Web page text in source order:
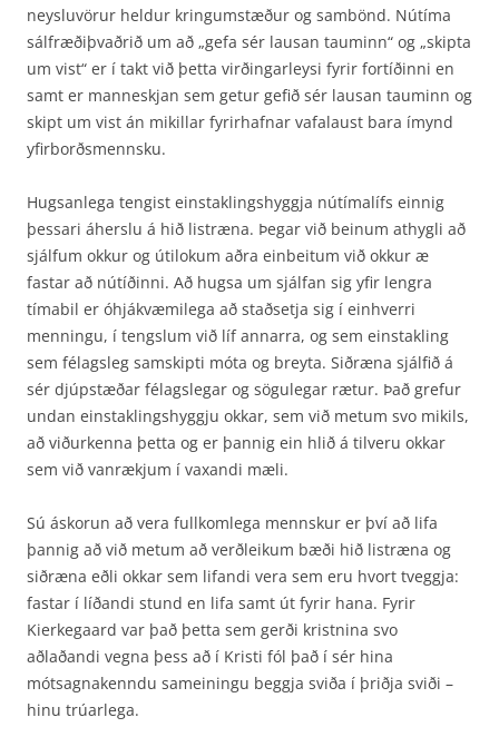
neysluvörur heldur kringumstæður og sambönd. Nútíma
sál­fræðiþvaðrið um að „gefa sér lausan tauminn“ og „skipta
um vist“ er í takt við þetta virðingarleysi fyrir fortíðinni en
samt er manneskjan sem getur gefið sér lausan tauminn og
skipt um vist án mikillar fyrirhafnar vafalaust bara ímynd
yfirborðsmennsku.
Hugsanlega tengist einstaklingshyggja nútímalífs einnig
þessari áherslu á hið listræna. Þegar við beinum athygli að
sjálfum okkur og útilokum aðra einbeitum við okkur æ
fastar að nútíðinni. Að hugsa um sjálfan sig yfir lengra
tímabil er óhjákvæmilega að staðsetja sig í einhverri
menningu, í tengslum við líf annarra, og sem einstakling
sem félagsleg samskipti móta og breyta. Siðræna sjálfið á
sér djúpstæðar félagslegar og sögulegar rætur. Það grefur
undan ein­staklingshyggju okkar, sem við metum svo mikils,
að viðurkenna þetta og er þannig ein hlið á til­veru okkar
sem við vanrækjum í vaxandi mæli.
Sú áskorun að vera fullkomlega mennskur er því að lifa
þannig að við metum að verðleikum bæði hið listræna og
siðræna eðli okkar sem lifandi vera sem eru hvort tveggja:
fastar í líðandi stund en lifa samt út fyrir hana. Fyrir
Kierkegaard var það þetta sem gerði kristnina svo
aðlaðandi vegna þess að í Kristi fól það í sér hina
mótsagnakenndu sameiningu beggja sviða í þriðja sviði –
hinu trúarlega.